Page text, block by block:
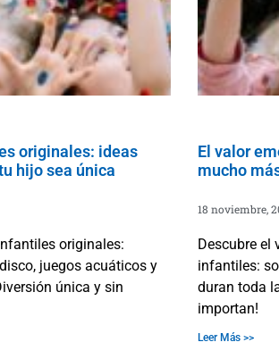
originales: ideas
hijo sea única
originales:
juegos acuáticos y
única y sin
El valor
mucho
18 noviembre,
Descubre el
infantiles:
duran toda
importan!
Leer Más >>